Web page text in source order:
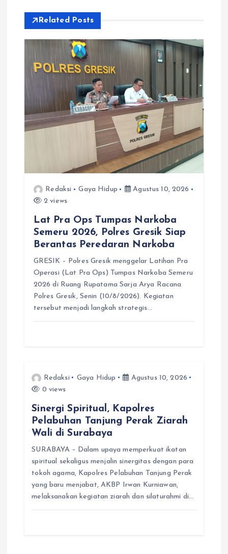
s
o
s
Related Posts
Redaksi Gaya Hidup
Agustus 10, 2026
2 views
Lat Pra Ops Tumpas Narkoba
Semeru 2026, Polres Gresik Siap
Berantas Peredaran Narkoba
GRESIK – Polres Gresik menggelar Latihan Pra
Operasi (Lat Pra Ops) Tumpas Narkoba Semeru
2026 di Ruang Rupatama Sarja Arya Racana
Polres Gresik, Senin (10/8/2026). Kegiatan
tersebut menjadi langkah strategis…
Redaksi Gaya Hidup
Agustus 10, 2026
0 views
Sinergi Spiritual, Kapolres
Pelabuhan Tanjung Perak Ziarah
Wali di Surabaya
SURABAYA – Dalam upaya memperkuat ikatan
spiritual sekaligus menjalin sinergitas dengan para
tokoh agama, Kapolres Pelabuhan Tanjung Perak
yang baru menjabat, AKBP Irwan Kurniawan,
melaksanakan kegiatan ziarah dan silaturahmi di…